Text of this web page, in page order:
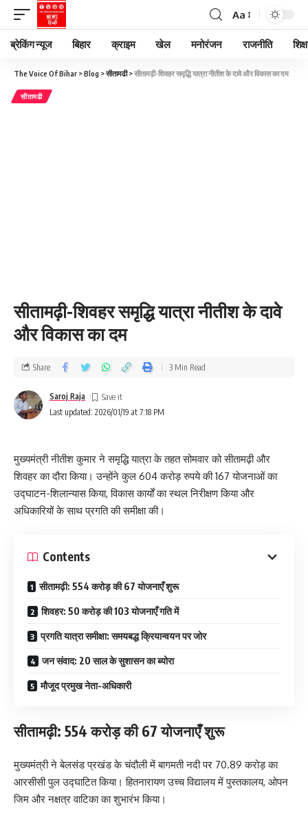
Aa
ब्रेकिंग न्यूज बिहार क्राइम खेल मनोरंजन राजनीति
The Voice Of Bihar >Blog >सीतामढी>सीतामढ़ी-शिवहर समृद्धि यात्रा नीतीश के दावे और विकास का दम
सीतामढी
सीतामढ़ी-शिवहर समृद्धि यात्रा नीतीश के दावे
और विकास का दम
Last updated: 2026/01/19 at 7:18 PM
Saroj Raja
Share 3 Min Read
मुख्यमंत्री नीतीश कुमार ने समृद्धि यात्रा के तहत सोमवार को सीतामढ़ी और
शिवहर का दौरा किया। उन्होंने कुल 604 करोड़ रुपये की 167 योजनाओं का
उद्घाटन-शिलान्यास किया, विकास कार्यों का स्थल निरीक्षण किया और
अधिकारियों के साथ प्रगति की समीक्षा की।
Contents
सीतामढ़ी: 554 करोड़ की 67 योजनाएँ शुरू
शिवहर: 50 करोड़ की 103 योजनाएँ गति में
प्रगति यात्रा समीक्षा: समयबद्ध क्रियान्वयन पर जोर
जन संवाद: 20 साल के सुशासन का ब्योरा
मौजूद प्रमुख नेता-अधिकारी
सीतामढ़ी: 554 करोड़ की 67 योजनाएँ शुरू
मुख्यमंत्री ने बेलसंड प्रखंड के चंदौली में बागमती नदी पर 70.89 करोड़ का
आरसीसी पुल उद्घाटित किया। हितनारायण उच्च विद्यालय में पुस्तकालय, ओपन
जिम और नक्षत्र वाटिका का शुभारंभ किया।